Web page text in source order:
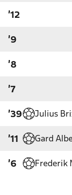
'12
'9
'8
'7
'39 Julius
'11 Gard
'6 Frederik